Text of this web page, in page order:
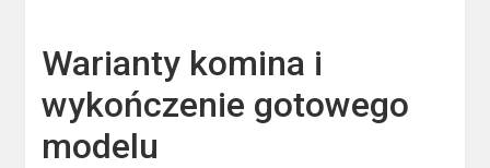
Warianty komina i
wykończenie gotowego
modelu